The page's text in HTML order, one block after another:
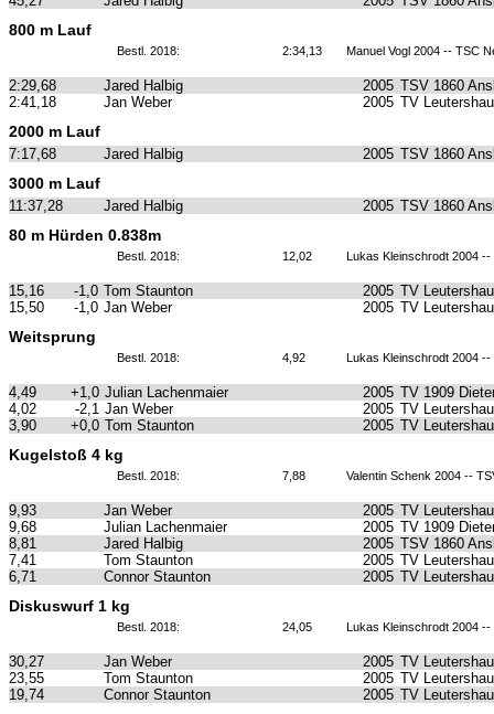
800 m Lauf
Bestl. 2018: 2:34,13 Manuel Vogl 2004 -- TSC
2:29,68 Jared Halbig 2005 TSV 1860
2:41,18
Jan Weber 2005 TV
2000 m Lauf
7:17,68 Jared Halbig 2005 TSV 1860
3000 m Lauf
11:37,28 Jared Halbig 2005 TSV 1860
80 m Hürden 0.838m
Bestl. 2018: 12,02 Lukas Kleinschrodt 2004 --
15,16 -1,0 Tom Staunton 2005 TV
15,50
-1,0 Jan Weber 2005 TV
Weitsprung
Bestl. 2018: 4,92 Lukas Kleinschrodt 2004 --
4,49 +1,0 Julian Lachenmaier 2005 TV 1909
4,02
-2,1 Jan Weber 2005 TV
3,90
+0,0 Tom Staunton 2005 TV
Kugelstoß 4 kg
Bestl. 2018: 7,88 Valentin Schenk 2004 --
9,93 Jan Weber 2005 TV
9,68
Julian Lachenmaier 2005 TV 1909
8,81
Jared Halbig 2005 TSV 1860
7,41
Tom Staunton 2005 TV
6,71
Connor Staunton 2005 TV
Diskuswurf 1 kg
Bestl. 2018: 24,05 Lukas Kleinschrodt 2004 --
30,27 Jan Weber 2005 TV
23,55
Tom Staunton 2005 TV
19,74
Connor Staunton 2005 TV